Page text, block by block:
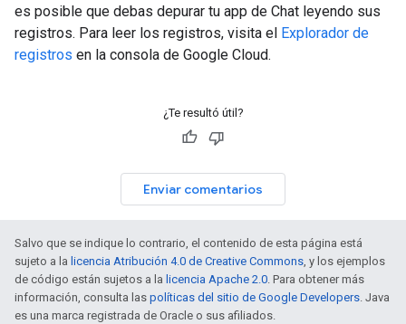
es posible que debas depurar tu app de Chat leyendo sus
registros. Para leer los registros, visita el Explorador de
registros en la consola de Google Cloud.
¿Te resultó útil?
Enviar comentarios
Salvo que se indique lo contrario, el contenido de esta página está
sujeto a la licencia Atribución 4.0 de Creative Commons, y los ejemplos
de código están sujetos a la licencia Apache 2.0. Para obtener más
información, consulta las políticas del sitio de Google Developers. Java
es una marca registrada de Oracle o sus afiliados.